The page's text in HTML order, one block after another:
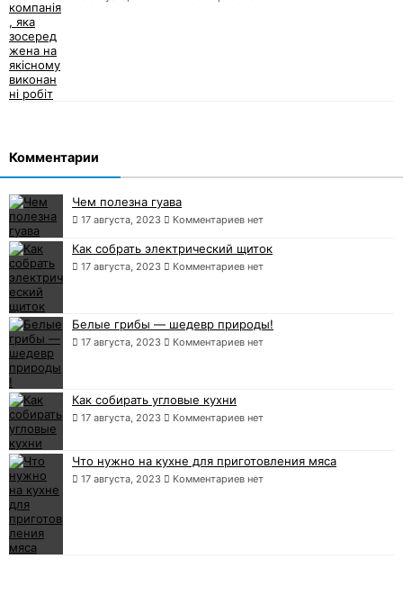
Комментарии
Чем полезна гуава
17 августа, 2023 Комментариев нет
Как собрать электрический щиток
17 августа, 2023 Комментариев нет
Белые грибы — шедевр природы!
17 августа, 2023 Комментариев нет
Как собирать угловые кухни
17 августа, 2023 Комментариев нет
Что нужно на кухне для приготовления мяса
17 августа, 2023 Комментариев нет